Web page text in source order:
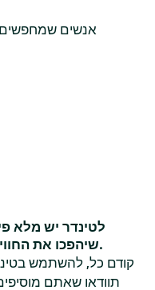
אנשים שמחפשים
לטינדר יש מלא
שיהפכו את החוויה שלכם בטינדר לטובה פי אלף.
קודם כל, להשתמש
תוודאו שאתם מוסיפים